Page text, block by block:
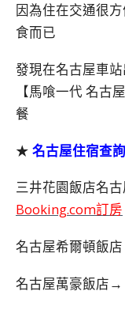
因為住在交通很
食而已
發現在名古屋車
【馬喰一代 名古
餐
★ 名古屋住宿查詢
三井花園飯店名
Booking.com訂房
名古屋希爾頓飯
名古屋萬豪飯店→